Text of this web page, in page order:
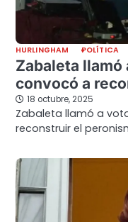
HURLINGHAM POLÍTICA
Zabaleta
convocó a
18 octubre, 2025
Zabaleta llamó a
reconstruir el